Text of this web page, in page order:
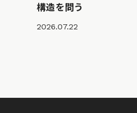
構造を問う
2026.07.22